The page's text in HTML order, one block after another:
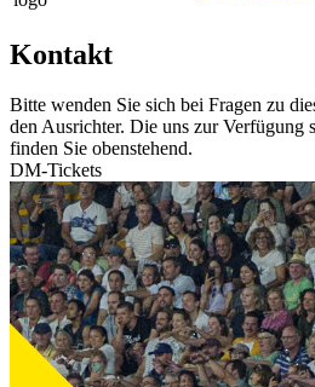
Kontakt
Bitte wenden Sie sich bei Fragen zu
den Ausrichter. Die uns zur Verfügung
finden Sie obenstehend.
DM-Tickets